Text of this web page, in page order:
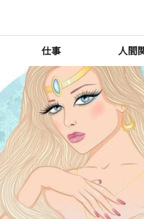
仕事 人間